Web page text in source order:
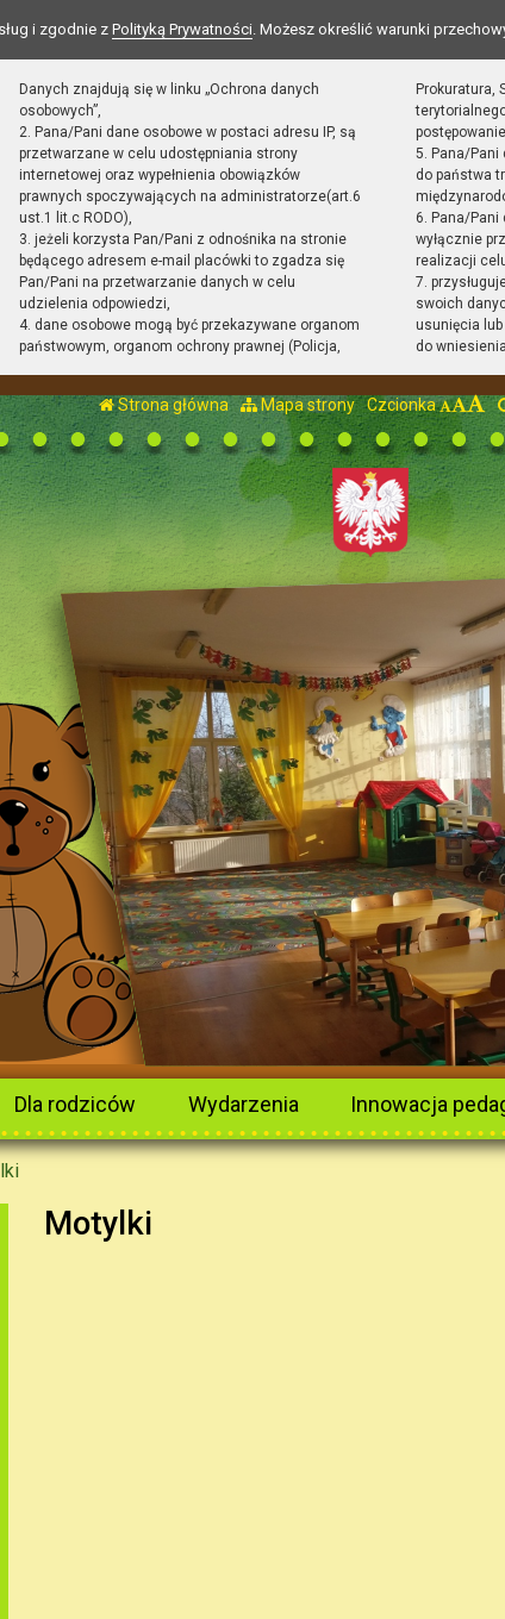
i zgodnie z Polityką Prywatności. Możesz określić warunki
Danych znajdują się w linku „Ochrona danych
osobowych”,
2. Pana/Pani dane osobowe w postaci adresu IP, są
przetwarzane w celu udostępniania strony
internetowej oraz wypełnienia obowiązków
prawnych spoczywających na administratorze(art.6
ust.1 lit.c RODO),
3. jeżeli korzysta Pan/Pani z odnośnika na stronie
będącego adresem e-mail placówki to zgadza się
Pan/Pani na przetwarzanie danych w celu
udzielenia odpowiedzi,
4. dane osobowe mogą być przekazywane organom
państwowym, organom ochrony prawnej (Policja,
Prokuratura,
5. Pana/Pani
do państwa
6. Pana/Pani
wyłącznie
realizacji
7.
swoich
usunięcia
do
Strona główna Mapa strony Czcionka
Dla rodziców Wydarzenia Innowacja
Motylki